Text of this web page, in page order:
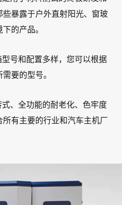
暴露于户外直射阳光、窗玻
的产品。
号和配置多样，您可以根据
要的型号。
、全功能的耐老化、色牢度
有主要的行业和汽车主机厂